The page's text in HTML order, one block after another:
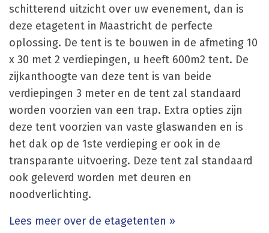
schitterend uitzicht over uw evenement, dan is
deze etagetent in Maastricht de perfecte
oplossing. De tent is te bouwen in de afmeting 10
x 30 met 2 verdiepingen, u heeft 600m2 tent. De
zijkanthoogte van deze tent is van beide
verdiepingen 3 meter en de tent zal standaard
worden voorzien van een trap. Extra opties zijn
deze tent voorzien van vaste glaswanden en is
het dak op de 1ste verdieping er ook in de
transparante uitvoering. Deze tent zal standaard
ook geleverd worden met deuren en
noodverlichting.
Lees meer over de etagetenten »